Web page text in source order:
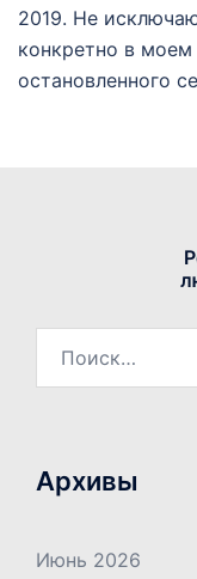
2019. Не
конкретно в моем
остановленного
Архивы
Июнь 2026